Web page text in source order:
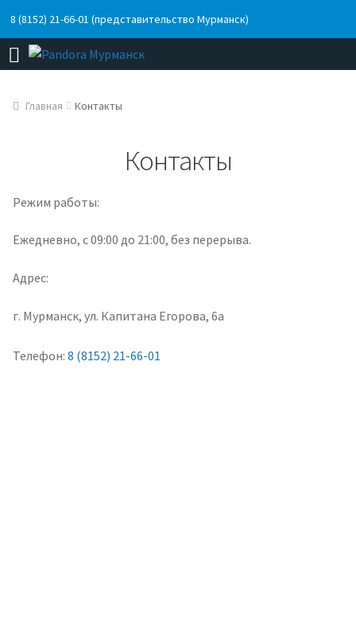
8 (8152) 21-66-01 (представительство Мурманск)
Главная Контакты
Контакты
Режим работы:
Ежедневно, с 09:00 до 21:00, без перерыва.
Адрес:
г. Мурманск, ул. Капитана Егорова, 6а
Телефон: 8 (8152) 21-66-01